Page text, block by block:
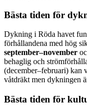
Bästa tiden för
Dykning i Röda havet
förhållandena med hög
september–november
behaglig och
(december–februari) kan
våtdräkt men dykningen
Bästa tiden för